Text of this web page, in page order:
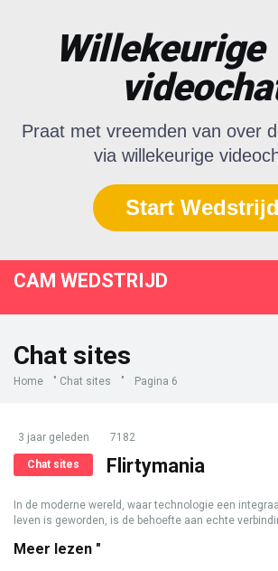
Willekeurige
Praat met vreemden van over
via willekeurige
Start Wedstrijd
CAM WEDSTRIJD
Chat sites
Home " Chat sites " Pagina 6
3 jaar geleden 7182
Chat sites Flirtymania
In de moderne wereld, waar technologie een
leven is geworden, is de behoefte aan echte
Meer lezen "